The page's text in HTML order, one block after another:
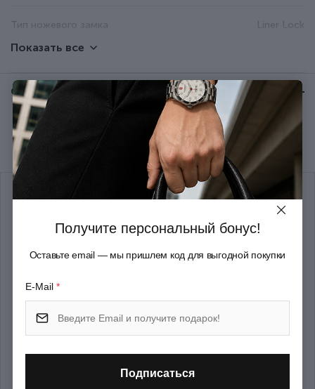
Тип ножевого замка Liner Lock
Функции
Большое лезвие; Зубочистка;
Кольцо/отверстие для
подвеса; Консервный нож;
Малая плоская отвертка;
Открывалка для бутылок; Паз
для снятия изоляции;
Пинцет; Фиксатор
открытого лезвия; Дырокол-
шило; Штопор
Показать все
Отзывы: ★ 0 (0)
Рекомендуем купить вместе
Mini Tool Victorinox 2.1201.4
Получите персональный бонус!
Оставьте email — мы пришлем код для выгодной покупки
E-Mail *
Подписаться